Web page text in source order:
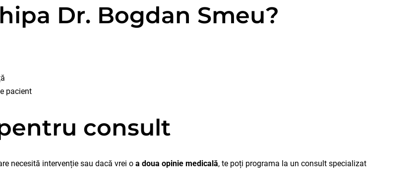
Dr. Bogdan Smeu?
pacient
consult
necesită intervenție sau dacă vrei o a doua opinie medicală, te poți programa la un consult specializat